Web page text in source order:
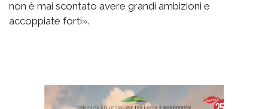
non è mai scontato avere grandi ambizioni e
accoppiate forti».